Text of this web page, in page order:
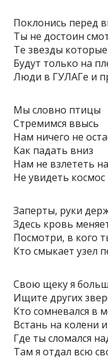
Поклонись перед
Ты не достоин
Те звезды
Будут только на
Люди в ГУЛАГе и
Мы словно птицы
Стремимся ввысь
Нам ничего не
Как падать вниз
Нам не взлететь
Не увидеть космос
Заперты, руки
Здесь кровь
Посмотри, в кого
Кто смыкает узел
Свою щеку я
Ищите других
Кто сомневался в
Встань на колени
Где ты сломался
Там я отдал всю